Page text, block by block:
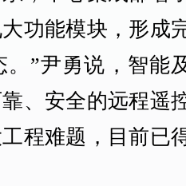
功能模块，形成
”尹勇说，智能
、安全的远程遥
程难题，目前已